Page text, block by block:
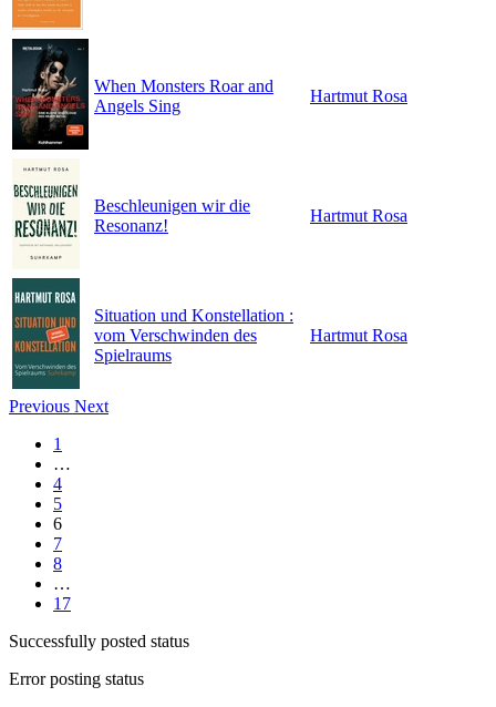
When Monsters Roar and
Angels Sing
Hartmut Rosa
Beschleunigen wir die
Resonanz!
Hartmut Rosa
Situation und Konstellation :
vom Verschwinden des
Spielraums
Hartmut Rosa
Previous Next
1
…
4
5
6
7
8
…
17
Successfully posted status
Error posting status